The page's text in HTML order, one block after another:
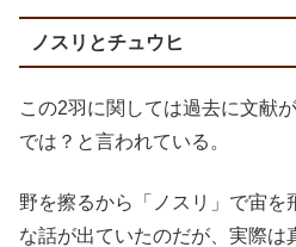
ノスリとチュウヒ
この2羽に関しては過去に文献
では？と言われている。
野を擦るから「ノスリ」で宙を
な話が出ていたのだが、実際は